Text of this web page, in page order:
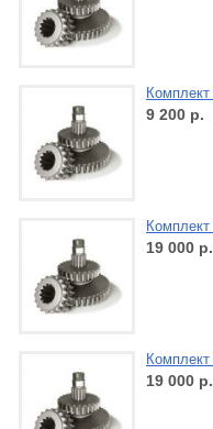
9 200 р.
19 000 р.
19 000 р.